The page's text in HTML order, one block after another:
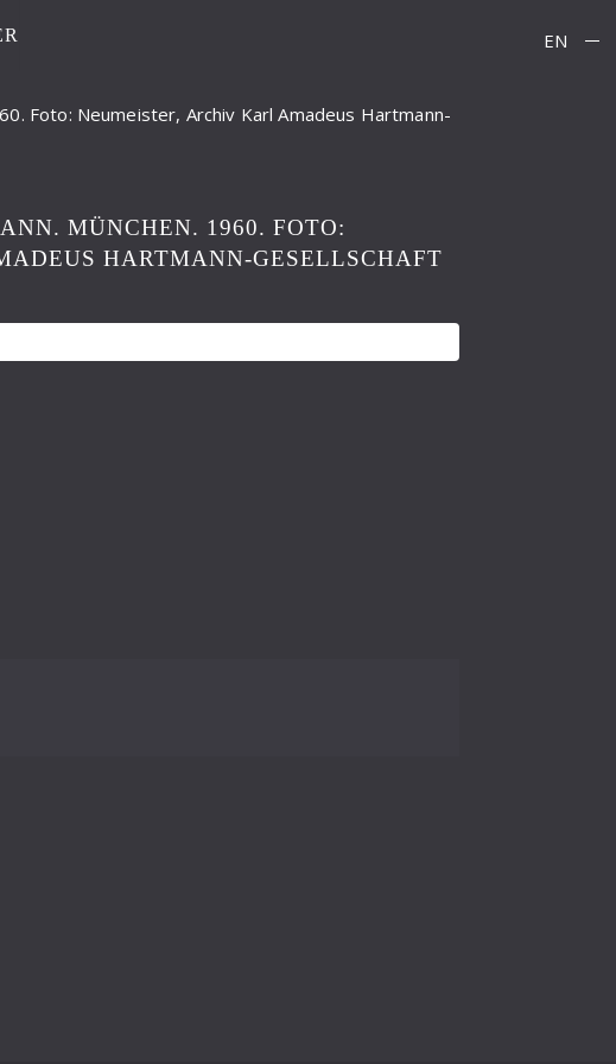
EN
Foto: Neumeister, Archiv Karl Amadeus Hartmann-
MÜNCHEN. 1960. FOTO:
HARTMANN-GESELLSCHAFT